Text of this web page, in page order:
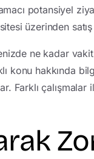
potansiyel
üzerinden
ne kadar
hakkında
Farklı